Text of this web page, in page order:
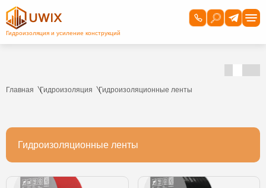
Главная Гидроизоляция Гидроизоляционные ленты
Гидроизоляционные ленты